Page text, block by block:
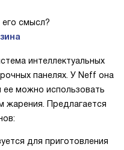
смысл?
интеллектуальных
панелях. У Neff она
можно использовать
жарения. Предлагается
для приготовления